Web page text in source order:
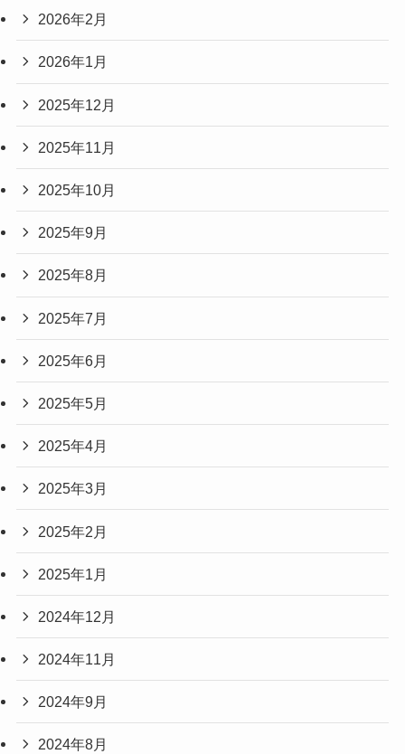
2026年2月
2026年1月
2025年12月
2025年11月
2025年10月
2025年9月
2025年8月
2025年7月
2025年6月
2025年5月
2025年4月
2025年3月
2025年2月
2025年1月
2024年12月
2024年11月
2024年9月
2024年8月